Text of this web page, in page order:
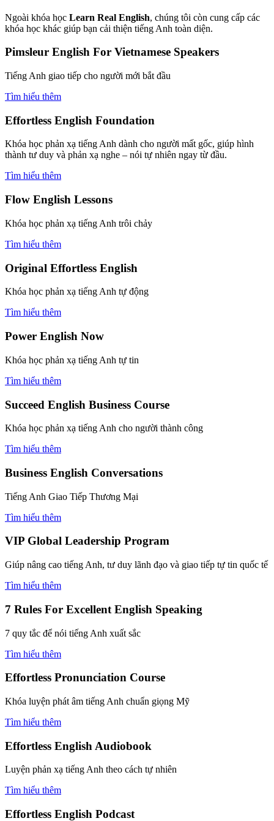
Ngoài khóa học Learn Real English, chúng tôi còn cung cấp các
khóa học khác giúp bạn cải thiện tiếng Anh toàn diện.
Pimsleur English For Vietnamese Speakers
Tiếng Anh giao tiếp cho người mới bắt đầu
Tìm hiểu thêm
Effortless English Foundation
Khóa học phản xạ tiếng Anh dành cho người mất gốc, giúp hình
thành tư duy và phản xạ nghe – nói tự nhiên ngay từ đầu.
Tìm hiểu thêm
Flow English Lessons
Khóa học phản xạ tiếng Anh trôi chảy
Tìm hiểu thêm
Original Effortless English
Khóa học phản xạ tiếng Anh tự động
Tìm hiểu thêm
Power English Now
Khóa học phản xạ tiếng Anh tự tin
Tìm hiểu thêm
Succeed English Business Course
Khóa học phản xạ tiếng Anh cho người thành công
Tìm hiểu thêm
Business English Conversations
Tiếng Anh Giao Tiếp Thương Mại
Tìm hiểu thêm
VIP Global Leadership Program
Giúp nâng cao tiếng Anh, tư duy lãnh đạo và giao tiếp tự tin quốc tế
Tìm hiểu thêm
7 Rules For Excellent English Speaking
7 quy tắc để nói tiếng Anh xuất sắc
Tìm hiểu thêm
Effortless Pronunciation Course
Khóa luyện phát âm tiếng Anh chuẩn giọng Mỹ
Tìm hiểu thêm
Effortless English Audiobook
Luyện phản xạ tiếng Anh theo cách tự nhiên
Tìm hiểu thêm
Effortless English Podcast